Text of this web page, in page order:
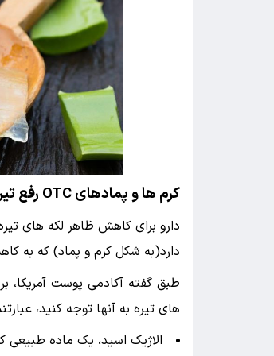
کرم ها و پمادهای OTC رفع تیرگی کشاله ران
دارد(به شکل کرم و پماد) که به
طبق گفته آکادمی پوست آمریکا،
های تیره به آنها توجه کنید،
الاژیک اسید، یک ماده طبیعی